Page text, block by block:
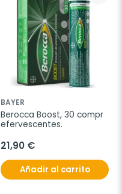
BAYER
Berocca Boost, 30 compr
efervescentes.
21,90 €
Añadir al carrito